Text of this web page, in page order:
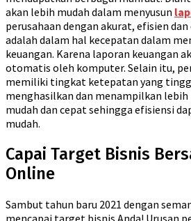
akan lebih mudah dalam menyusun
perusahaan dengan akurat, efisien
adalah dalam hal kecepatan dalam
keuangan. Karena laporan keuangan
otomatis oleh komputer. Selain itu,
memiliki tingkat ketepatan yang
menghasilkan dan menampilkan lebih
mudah dan cepat sehingga efisiensi
mudah.
Capai Target Bisnis
Online
Sambut tahun baru 2021 dengan